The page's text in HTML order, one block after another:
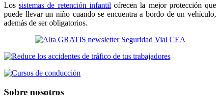
Lossistemas de retención infantil ofrecen la mejor protección que
puede llevar un niño cuando se encuentra a bordo de un vehículo,
además de ser obligatorios.
Sobre nosotros